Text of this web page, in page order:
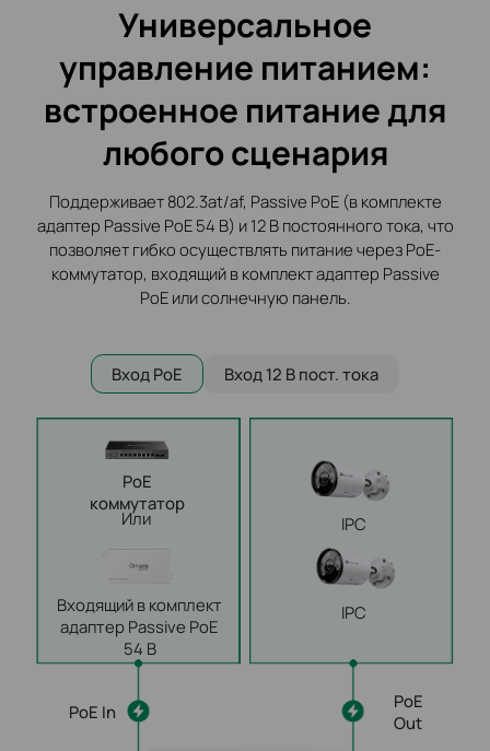
Универсальное
управление питанием:
встроенное питаниедля
любого сценария
Поддерживает 802.3at/af, Passive PoE (в комплекте
адаптер Passive PoE 54 В) и 12 В постоянного тока, что
позволяет гибко осуществлять питание через PoE-
коммутатор, входящий в комплект адаптер Passive
PoE или солнечную панель.
Вход PoE Вход 12 В пост. тока
PoE
коммутатор
Или
Входящий в комплект
адаптер Passive PoE
54 В
PoE In
PoE
Out
IPC
IPC